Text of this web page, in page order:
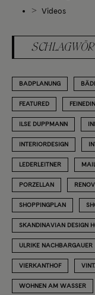
Videos
BADPLANUNG
FEATURED
ILSE DUPPMANN
INTERIORDESIGN
LEDERLEITNER
PORZELLAN
SHOPPINGPLAN
SKANDINAVIAN DESIGN
ULRIKE NACHBARGAUER
VIERKANTHOF
WOHNEN AM WASSER